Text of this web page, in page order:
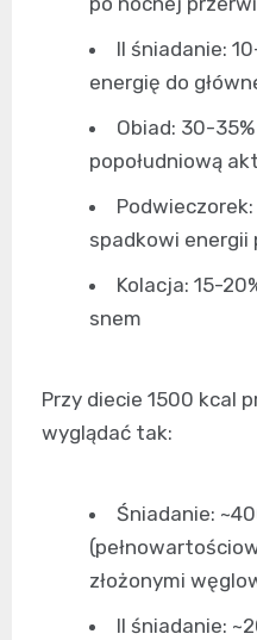
II śniadanie:
energię do
Obiad: 30-
popołudniową
Podwieczorek:
spadkowi energii
Kolacja: 15-
snem
Przy diecie 1500 kcal
wyglądać tak:
Śniadanie:
złożonymi
II śniadanie: